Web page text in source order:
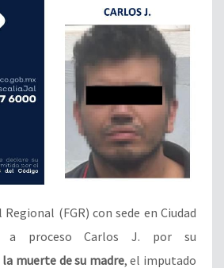
Regional (FGR) con sede en Ciudad
a proceso Carlos J. por su
la muerte de su madre, el imputado